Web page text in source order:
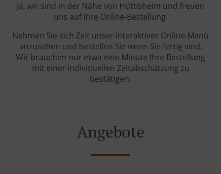
Ja, wir sind in der Nähe von Hüttisheim und freuen
uns auf Ihre Online-Bestellung.
Nehmen Sie sich Zeit unser interaktives Online-Menü
anzusehen und bestellen Sie wenn Sie fertig sind.
Wir brauchen nur etwa eine Minute Ihre Bestellung
mit einer individuellen Zeitabschätzung zu
bestätigen.
Angebote